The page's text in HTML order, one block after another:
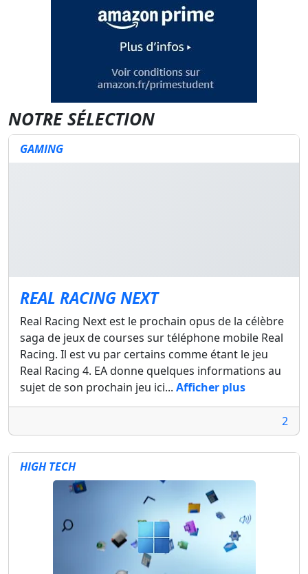
NOTRE SÉLECTION
GAMING
REAL RACING NEXT
Real Racing Next est le prochain opus de la célèbre
saga de jeux de courses sur téléphone mobile Real
Racing. Il est vu par certains comme étant le jeu
Real Racing 4. EA donne quelques informations au
sujet de son prochain jeu ici... Afficher plus
2
HIGH TECH